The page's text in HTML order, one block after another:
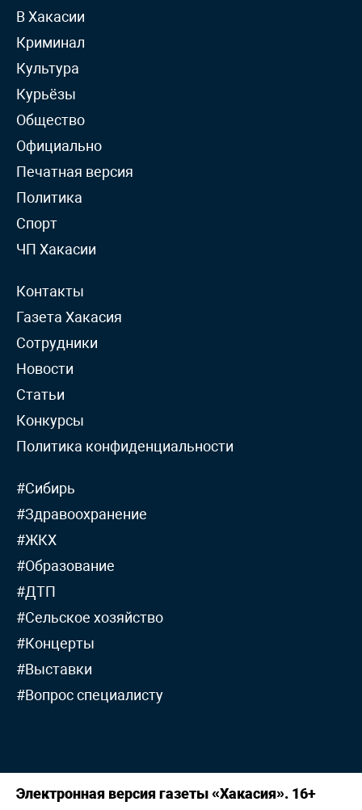
В Хакасии
Криминал
Культура
Курьёзы
Общество
Официально
Печатная версия
Политика
Спорт
ЧП Хакасии
Контакты
Газета Хакасия
Сотрудники
Новости
Статьи
Конкурсы
Политика конфиденциальности
#Сибирь
#Здравоохранение
#ЖКХ
#Образование
#ДТП
#Сельское хозяйство
#Концерты
#Выставки
#Вопрос специалисту
Электронная версия газеты «Хакасия». 16+